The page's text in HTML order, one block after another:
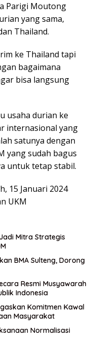
Parigi Moutong
yang sama,
Thailand.
ke Thailand tapi
bagaimana
bisa langsung
usaha durian ke
internasional yang
satunya dengan
yang sudah bagus
untuk tetap stabil.
15 Januari 2024
UKM
Mitra Strategis
BMA Sulteng, Dorong
Resmi Musyawarah
Indonesia
Komitmen Kawal
Masyarakat
Normalisasi